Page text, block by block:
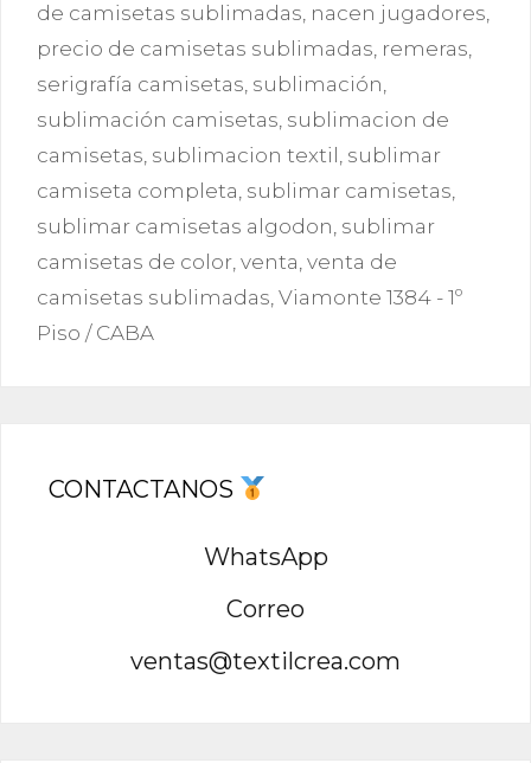
de camisetas sublimadas nacen jugadores
precio de camisetas sublimadas remeras
serigrafía camisetas sublimación
sublimación camisetas sublimacion de
camisetas sublimacion textil sublimar
camiseta completa sublimar camisetas
sublimar camisetas algodon sublimar
camisetas de color venta venta de
camisetas sublimadas Viamonte 1384 - 1º
Piso / CABA
CONTACTANOS
WhatsApp
Correo
ventas@textilcrea.com